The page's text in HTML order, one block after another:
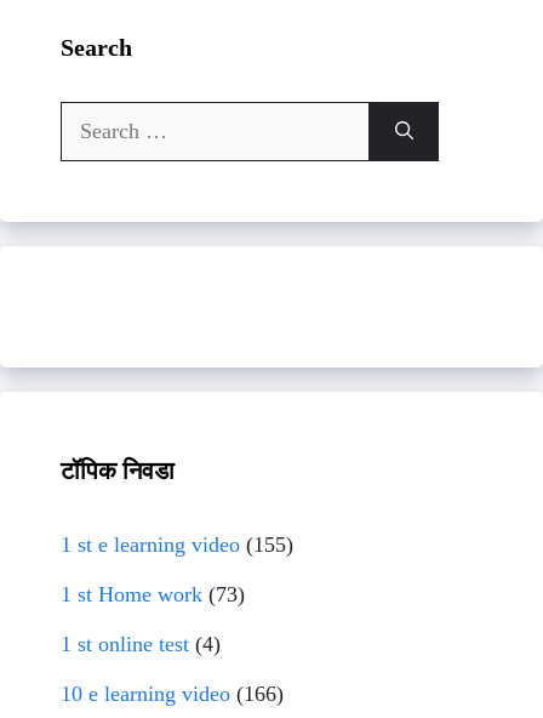
Search
Search
for:
टॉपिक निवडा
1 st e learning video (155)
1 st Home work (73)
1 st online test (4)
10 e learning video (166)